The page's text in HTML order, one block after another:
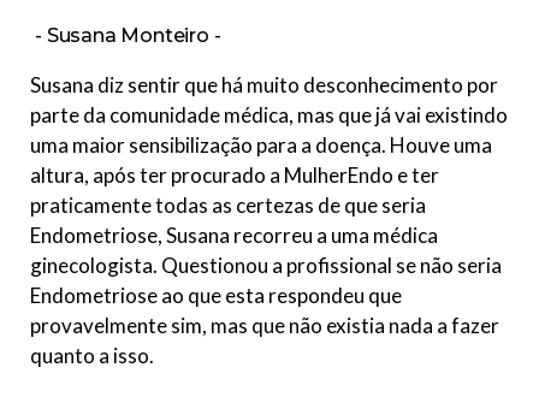
Susana Monteiro
Susana diz sentir que há muito desconhecimento por
parte da comunidade médica, mas que já vai existindo
uma maior sensibilização para a doença. Houve uma
altura, após ter procurado a MulherEndo e ter
praticamente todas as certezas de que seria
Endometriose, Susana recorreu a uma médica
ginecologista. Questionou a profissional se não seria
Endometriose ao que esta respondeu que
provavelmente sim, mas que não existia nada a fazer
quanto a isso.